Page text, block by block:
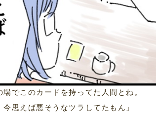
でこのカードを持ってた人間とね。
思えば悪そうなツラしてたもん」